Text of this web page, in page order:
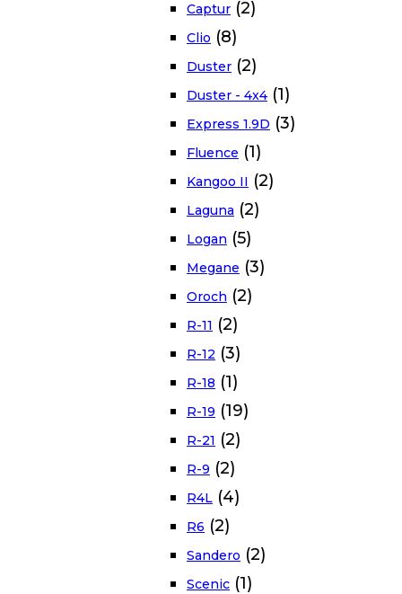
Captur (2)
Clio (8)
Duster (2)
Duster - 4x4 (1)
Express 1.9D (3)
Fluence (1)
Kangoo II (2)
Laguna (2)
Logan (5)
Megane (3)
Oroch (2)
R-11 (2)
R-12 (3)
R-18 (1)
R-19 (19)
R-21 (2)
R-9 (2)
R4L (4)
R6 (2)
Sandero (2)
Scenic (1)